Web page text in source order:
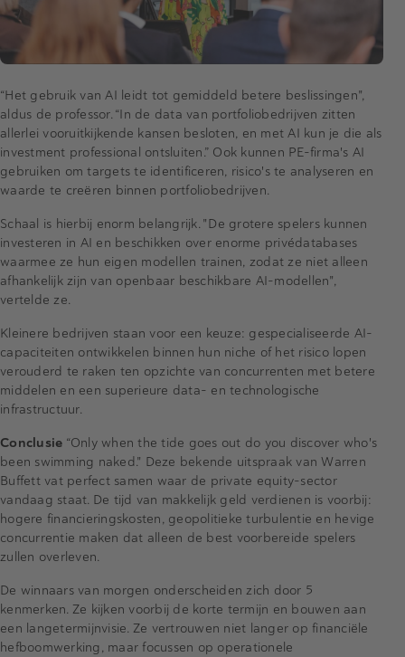
“Het gebruik van AI leidt tot gemiddeld betere beslissingen",
aldus de professor. “In de data van portfoliobedrijven zitten
allerlei vooruitkijkende kansen besloten, en met AI kun je die als
investment professional ontsluiten.” Ook kunnen PE-firma's AI
gebruiken om targets te identificeren, risico's te analyseren en
waarde te creëren binnen portfoliobedrijven.
Schaal is hierbij enorm belangrijk. "De grotere spelers kunnen
investeren in AI en beschikken over enorme privédatabases
waarmee ze hun eigen modellen trainen, zodat ze niet alleen
afhankelijk zijn van openbaar beschikbare AI-modellen",
vertelde ze.
Kleinere bedrijven staan voor een keuze: gespecialiseerde AI-
capaciteiten ontwikkelen binnen hun niche of het risico lopen
verouderd te raken ten opzichte van concurrenten met betere
middelen en een superieure data- en technologische
infrastructuur.
Conclusie “Only when the tide goes out do you discover who's
been swimming naked." Deze bekende uitspraak van Warren
Buffett vat perfect samen waar de private equity-sector
vandaag staat. De tijd van makkelijk geld verdienen is voorbij:
hogere financieringskosten, geopolitieke turbulentie en hevige
concurrentie maken dat alleen de best voorbereide spelers
zullen overleven.
De winnaars van morgen onderscheiden zich door 5
kenmerken. Ze kijken voorbij de korte termijn en bouwen aan
een langetermijnvisie. Ze vertrouwen niet langer op financiële
hefboomwerking, maar focussen op operationele